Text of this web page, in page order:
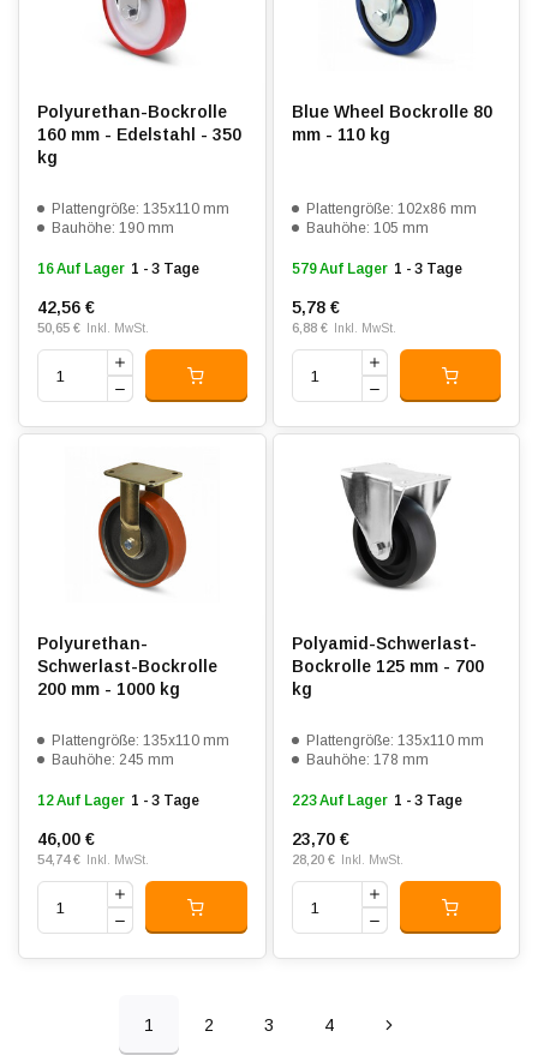
Polyurethan-Bockrolle
160 mm - Edelstahl - 350
kg
Plattengröße: 135x110 mm
Bauhöhe: 190 mm
16 Auf Lager 1 - 3 Tage
42,56 €
50,65 € Inkl. MwSt.
Blue Wheel Bockrolle 80
mm - 110 kg
Plattengröße: 102x86 mm
Bauhöhe: 105 mm
579 Auf Lager 1 - 3 Tage
5,78 €
6,88 € Inkl. MwSt.
Polyurethan-
Schwerlast-Bockrolle
200 mm - 1000 kg
Plattengröße: 135x110 mm
Bauhöhe: 245 mm
12 Auf Lager 1 - 3 Tage
46,00 €
54,74 € Inkl. MwSt.
Polyamid-Schwerlast-
Bockrolle 125 mm - 700
kg
Plattengröße: 135x110 mm
Bauhöhe: 178 mm
223 Auf Lager 1 - 3 Tage
23,70 €
28,20 € Inkl. MwSt.
1 2 3 4